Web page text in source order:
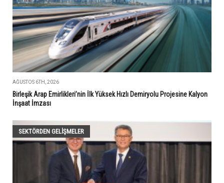
AĞUSTOS 6TH, 2026
Birleşik Arap Emirlikleri’nin İlk Yüksek Hızlı Demiryolu Projesine Kalyon
İnşaat İmzası
SEKTÖRDEN GELIŞMELER